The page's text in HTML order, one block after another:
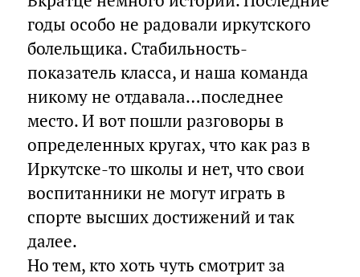
годы особо не радовали иркутского
болельщика. Стабильность-
показатель класса, и наша команда
никому не отдавала…последнее
место. И вот пошли разговоры в
определенных кругах, что как раз в
Иркутске-то школы и нет, что свои
воспитанники не могут играть в
спорте высших достижений и так
далее.
Но тем, кто хоть чуть смотрит за